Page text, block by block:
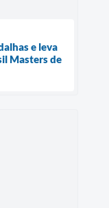
e leva
Masters de